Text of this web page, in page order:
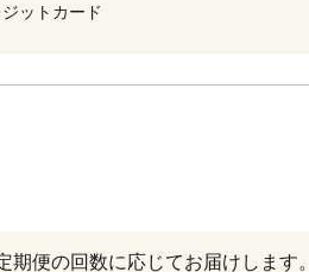
ットカード
期便の回数に応じてお届けします。